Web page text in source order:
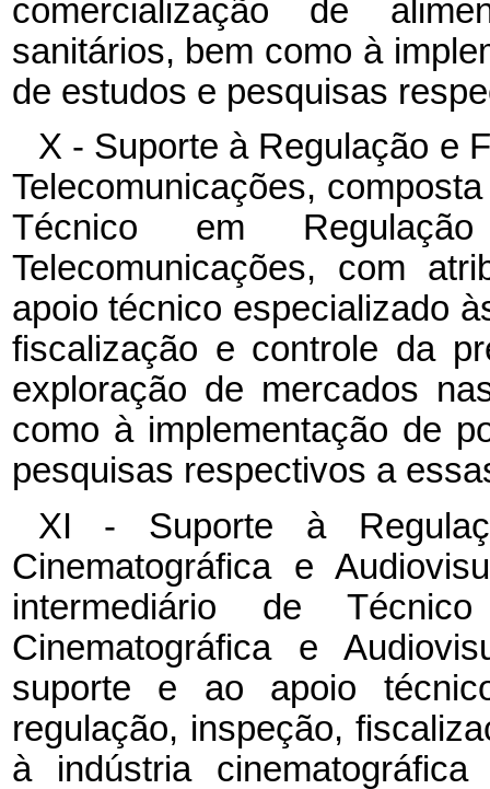
comercialização de
sanitários, bem como à
de estudos e pesquisas
X - Suporte à Regulação e
Telecomunicações,
Técnico em
Telecomunicações, com
apoio técnico especializado
fiscalização e controle da
exploração de mercados
como à implementação de
pesquisas respectivos a
XI - Suporte à
Cinematográfica e
intermediário de
Cinematográfica e
suporte e ao apoio
regulação, inspeção,
à indústria